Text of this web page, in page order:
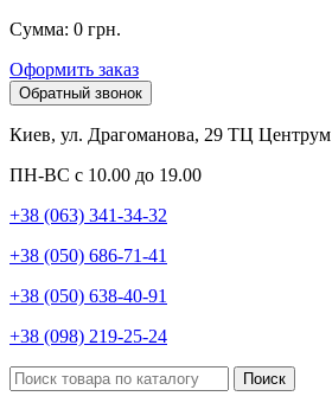
Сумма: 0 грн.
Оформить заказ
Обратный звонок
Киев, ул. Драгоманова, 29 ТЦ Центрум
ПН-ВС с 10.00 до 19.00
+38 (063) 341-34-32
+38 (050) 686-71-41
+38 (050) 638-40-91
+38 (098) 219-25-24
Поиск